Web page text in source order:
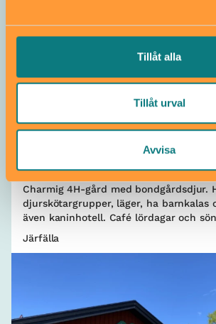
Tillåt alla
Tillåt urval
Avvisa
Kallhälls 4H-gård
Gratis
Alla åldrar
Charmig 4H-gård med bondgårdsdjur.
djurskötargrupper, läger, ha barnkalas
även kaninhotell. Café lördagar och
Järfälla